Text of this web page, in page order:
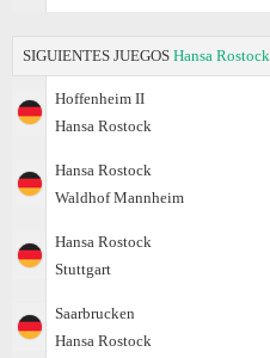
SIGUIENTES JUEGOS Hansa Rostock
Hoffenheim II
Hansa Rostock
Hansa Rostock
Waldhof Mannheim
Hansa Rostock
Stuttgart
Saarbrucken
Hansa Rostock